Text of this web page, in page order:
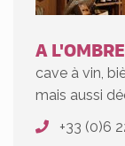
A
cave à vin,
mais aussi
+33 (0)6